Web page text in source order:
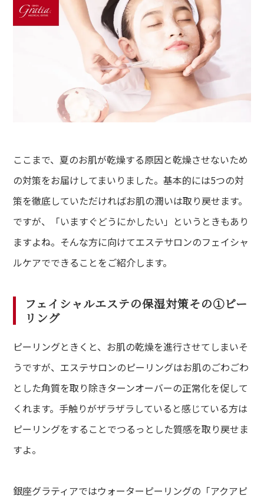
ここまで、夏のお肌が乾燥する原因と乾燥させないため
の対策をお届けしてまいりました。基本的には5つの対
策を徹底していただければお肌の潤いは取り戻せます。
ですが、「いますぐどうにかしたい」というときもあり
ますよね。そんな方に向けてエステサロンのフェイシャ
ルケアでできることをご紹介します。
フェイシャルエステの保湿対策その①ピー
リング
ピーリングときくと、お肌の乾燥を進行させてしまいそ
うですが、エステサロンのピーリングはお肌のごわごわ
とした角質を取り除きターンオーバーの正常化を促して
くれます。手触りがザラザラしていると感じている方は
ピーリングをすることでつるっとした質感を取り戻せま
すよ。
銀座グラティアではウォーターピーリングの「アクアピ